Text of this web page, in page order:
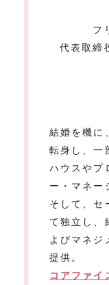
フ
代表取締
結婚を機に
転身し、一
ハウスやプ
ー・マネー
そして、セ
て独立し、
よびマネジ
提供。
コアファイ